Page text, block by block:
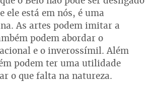
ele está em nós, é uma
As artes podem imitar a
podem abordar o
e o inverossímil. Além
podem ter uma utilidade
o que falta na natureza.